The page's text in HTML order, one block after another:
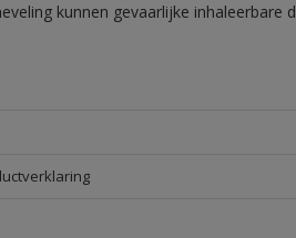
kunnen gevaarlijke inhaleerbare